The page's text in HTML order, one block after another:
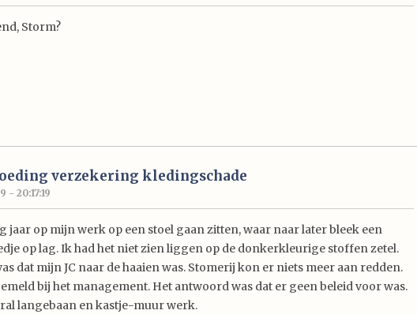
Storm?
verzekering kledingschade
- 20:17:19
jaar op mijn werk op een stoel gaan zitten, waar naar later bleek een
op lag. Ik had het niet zien liggen op de donkerkleurige stoffen zetel.
dat mijn JC naar de haaien was. Stomerij kon er niets meer aan redden.
bij het management. Het antwoord was dat er geen beleid voor was.
langebaan en kastje-muur werk.